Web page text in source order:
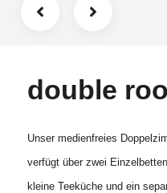
ToilettenpapierAusstattung
double
Unser medienfreies
verfügt über zwei
kleine Teeküche und ein